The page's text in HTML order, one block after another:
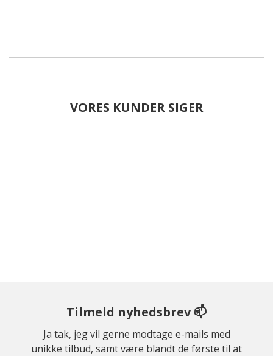
VORES KUNDER SIGER
Tilmeld nyhedsbrev 📫
Ja tak, jeg vil gerne modtage e-mails med
unikke tilbud, samt være blandt de første til at